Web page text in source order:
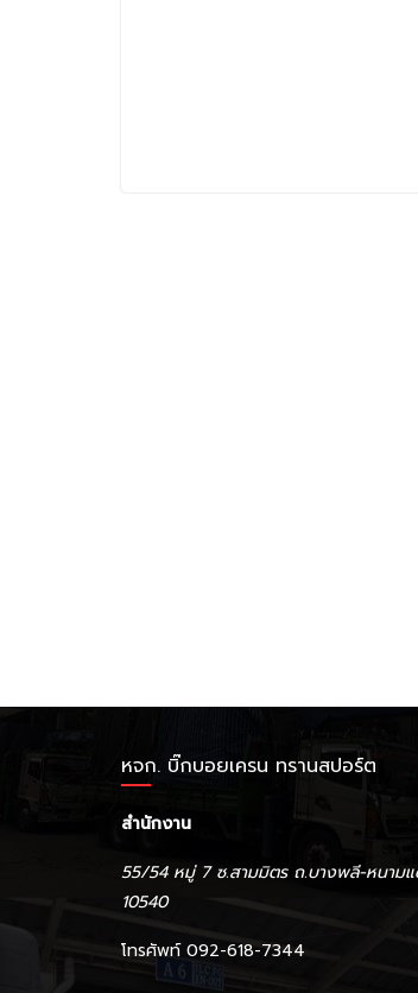
หจก. บิ๊กบอยเครน ทรานสปอร์ต
สำนักงาน
55/54 หมู่ 7 ซ.สามมิตร ถ.บางพลี-หนาม
10540
โทรศัพท์ 092-618-7344